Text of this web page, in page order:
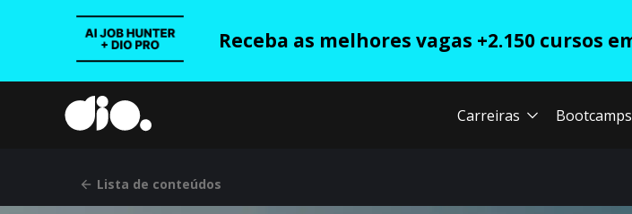
Receba as melhores vagas +2.150 cursos
Carreiras Bootcamps
Lista de conteúdos